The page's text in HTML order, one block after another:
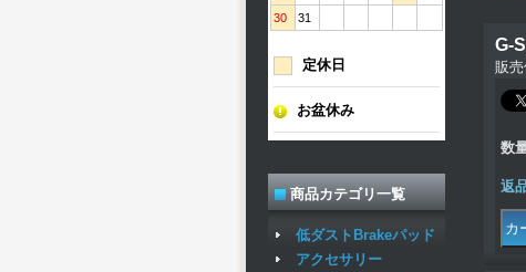
30
31
定休日
お盆休み
商品カテゴリ一覧
低ダストBrakeパッド
アクセサリー
G-
販
数
返